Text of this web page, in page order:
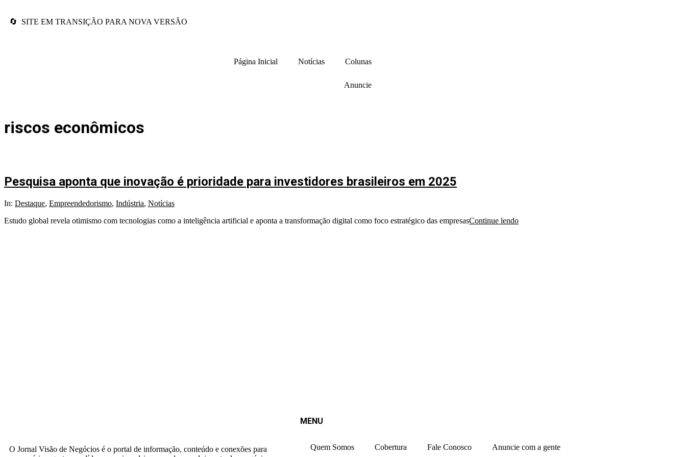
🔄 SITE EM TRANSIÇÃO PARA NOVA VERSÃO
Página Inicial Notícias Colunas
Anuncie
riscos econômicos
Pesquisa aponta que inovação é prioridade para investidores brasileiros em 2025
In: Destaque, Empreendedorismo, Indústria, Notícias
Estudo global revela otimismo com tecnologias como a inteligência artificial e aponta a transformação digital como foco estratégico das empresasContinue lendo
O Jornal Visão de Negócios é o portal de informação, conteúdo e conexões para
MENU
Quem Somos Cobertura Fale Conosco Anuncie com a gente